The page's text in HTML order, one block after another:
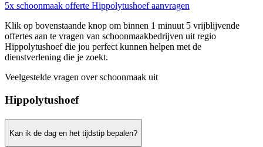
5x schoonmaak offerte Hippolytushoef aanvragen
Klik op bovenstaande knop om binnen 1 minuut 5 vrijblijvende
offertes aan te vragen van schoonmaakbedrijven uit regio
Hippolytushoef die jou perfect kunnen helpen met de
dienstverlening die je zoekt.
Veelgestelde vragen over schoonmaak uit
Hippolytushoef
Kan ik de dag en het tijdstip bepalen?